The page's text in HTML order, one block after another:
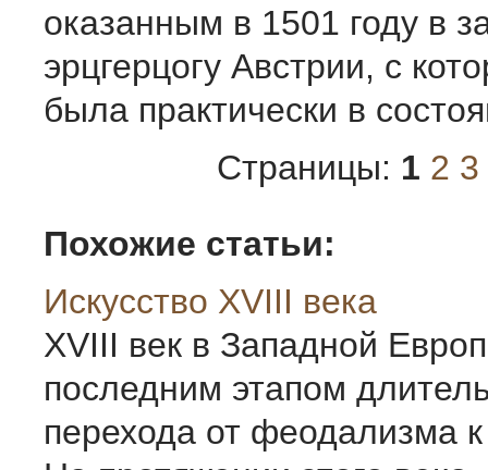
оказанным в 1501 году в
эрцгерцогу Австрии, с
была практически в
Страницы: 1 2 3
Похожие статьи:
Искусство XVIII века
XVIII век в Западной
последним этапом
перехода от феодализма